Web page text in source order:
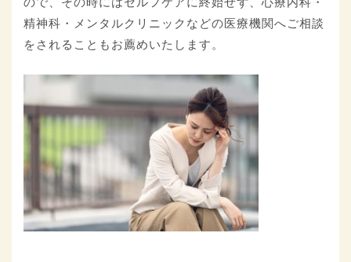
精神科・メンタルクリニックなどの医療機関へご相談
をされることもお薦めいたします。